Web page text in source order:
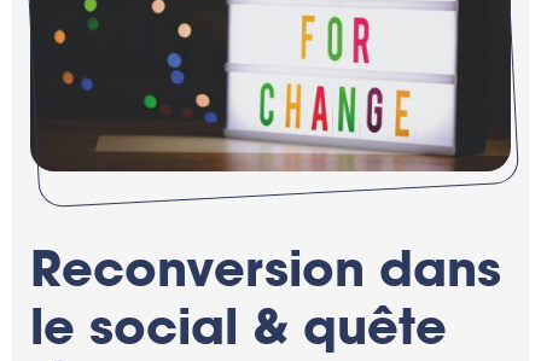
Reconversion dans
le social & quête